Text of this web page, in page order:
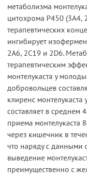
метаболизма
цитохрома Р450 (3А4,
терапевтических
ингибирует
2А6, 2С19 и 2D6.
терапевтическим
монтелукаста у
добровольцев
клиренс
составляет в среднем
приема монтелукаста
через кишечник в
что наряду с данными
выведение
преимущественно с